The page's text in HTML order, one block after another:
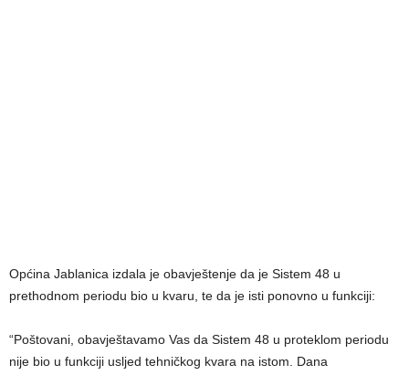
Općina Jablanica izdala je obavještenje da je Sistem 48 u
prethodnom periodu bio u kvaru, te da je isti ponovno u funkciji:
“Poštovani, obavještavamo Vas da Sistem 48 u proteklom periodu
nije bio u funkciji usljed tehničkog kvara na istom. Dana